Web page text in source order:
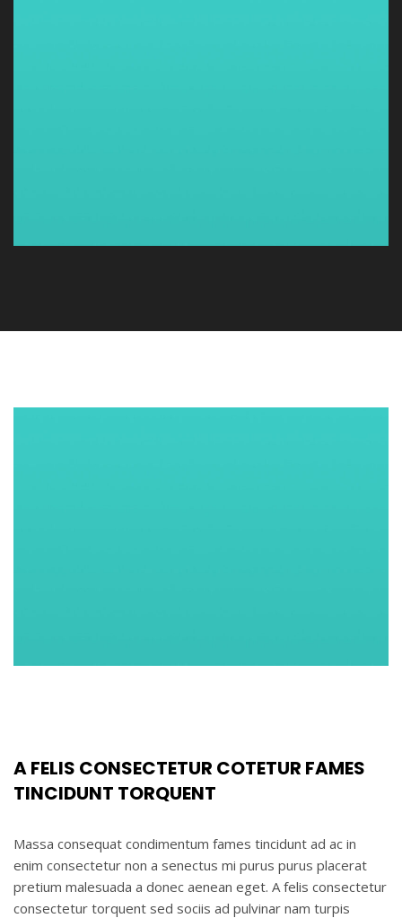
A FELIS CONSECTETUR COTETUR FAMES
TINCIDUNT TORQUENT
Massa consequat condimentum fames tincidunt ad ac in
enim consectetur non a senectus mi purus purus placerat
pretium malesuada a donec aenean eget. A felis consectetur
consectetur torquent sed sociis ad pulvinar nam turpis